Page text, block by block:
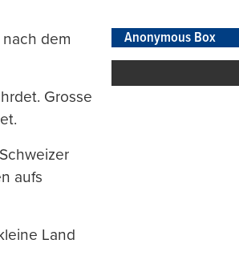
nach dem
Grosse
aufs
Land
Anonymous Box